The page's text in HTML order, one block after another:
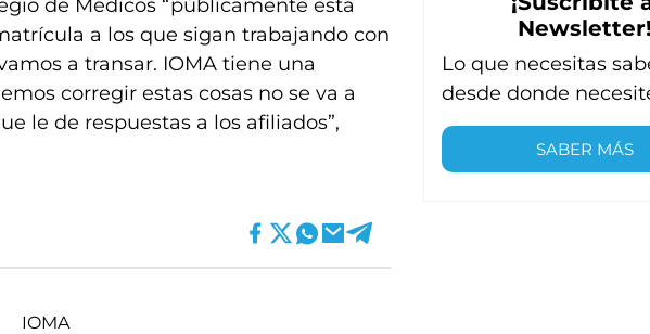
de Médicos “públicamente está
a los que sigan trabajando con
a transar. IOMA tiene una
corregir estas cosas no se va a
le de respuestas a los afiliados”,
IOMA
Newsletter!
Lo que necesitas
desde donde
SABER MÁS